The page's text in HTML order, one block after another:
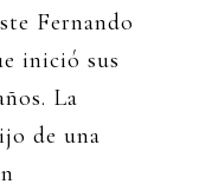
Fernando
inició sus
La
de una